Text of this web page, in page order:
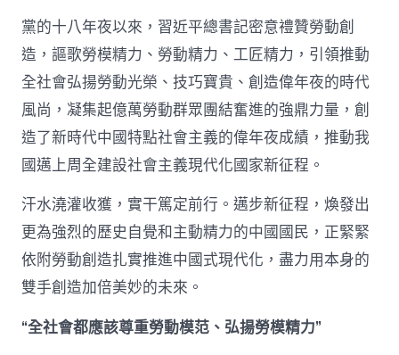
黨的十八年夜以來，習近平總書記密意禮贊勞動創
造，謳歌勞模精力、勞動精力、工匠精力，引領推動
全社會弘揚勞動光榮、技巧寶貴、創造偉年夜的時代
風尚，凝集起億萬勞動群眾團結奮進的強鼎力量，創
造了新時代中國特點社會主義的偉年夜成績，推動我
國邁上周全建設社會主義現代化國家新征程。
汗水澆灌收獲，實干篤定前行。邁步新征程，煥發出
更為強烈的歷史自覺和主動精力的中國國民，正緊緊
依附勞動創造扎實推進中國式現代化，盡力用本身的
雙手創造加倍美妙的未來。
“全社會都應該尊重勞動模范、弘揚勞模精力”